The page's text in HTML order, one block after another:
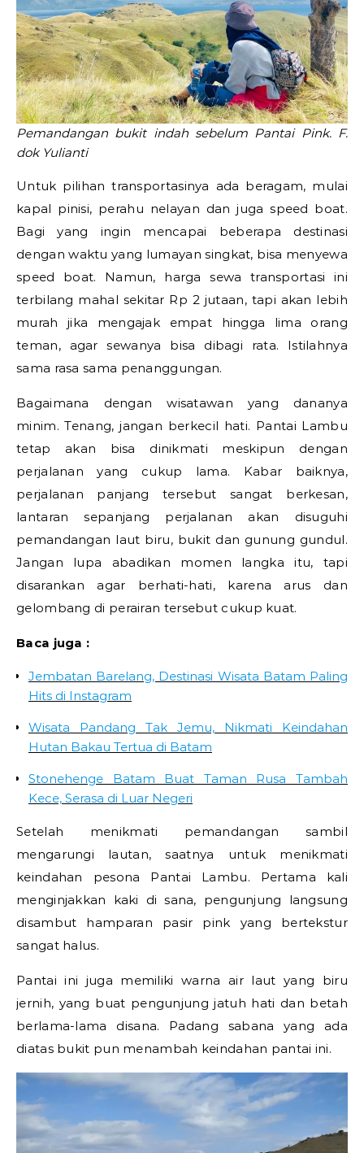
Pemandangan bukit indah sebelum Pantai Pink. F.
dok Yulianti
Untuk pilihan transportasinya ada beragam, mulai
kapal pinisi, perahu nelayan dan juga speed boat.
Bagi yang ingin mencapai beberapa destinasi
dengan waktu yang lumayan singkat, bisa menyewa
speed boat. Namun, harga sewa transportasi ini
terbilang mahal sekitar Rp 2 jutaan, tapi akan lebih
murah jika mengajak empat hingga lima orang
teman, agar sewanya bisa dibagi rata. Istilahnya
sama rasa sama penanggungan.
Bagaimana dengan wisatawan yang dananya
minim. Tenang, jangan berkecil hati. Pantai Lambu
tetap akan bisa dinikmati meskipun dengan
perjalanan yang cukup lama. Kabar baiknya,
perjalanan panjang tersebut sangat berkesan,
lantaran sepanjang perjalanan akan disuguhi
pemandangan laut biru, bukit dan gunung gundul.
Jangan lupa abadikan momen langka itu, tapi
disarankan agar berhati-hati, karena arus dan
gelombang di perairan tersebut cukup kuat.
Baca juga :
Jembatan Barelang, Destinasi Wisata Batam Paling
Hits di Instagram
Wisata Pandang Tak Jemu, Nikmati Keindahan
Hutan Bakau Tertua di Batam
Stonehenge Batam Buat Taman Rusa Tambah
Kece, Serasa di Luar Negeri
Setelah menikmati pemandangan sambil
mengarungi lautan, saatnya untuk menikmati
keindahan pesona Pantai Lambu. Pertama kali
menginjakkan kaki di sana, pengunjung langsung
disambut hamparan pasir pink yang bertekstur
sangat halus.
Pantai ini juga memiliki warna air laut yang biru
jernih, yang buat pengunjung jatuh hati dan betah
berlama-lama disana. Padang sabana yang ada
diatas bukit pun menambah keindahan pantai ini.